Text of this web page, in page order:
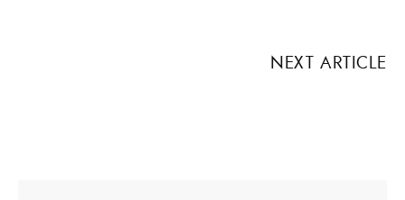
NEXT ARTICLE